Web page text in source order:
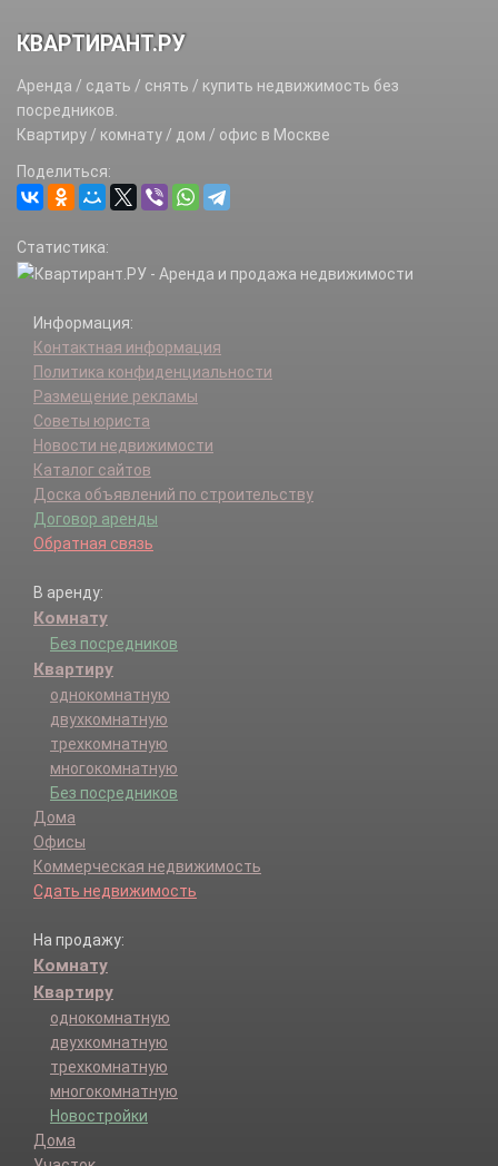
КВАРТИРАНТ.РУ
Аренда / сдать / снять / купить недвижимость без
посредников.
Квартиру / комнату / дом / офис в Москве
Поделиться:
Статистика:
Информация:
Контактная информация
Политика конфиденциальности
Размещение рекламы
Советы юриста
Новости недвижимости
Каталог сайтов
Доска объявлений по строительству
Договор аренды
Обратная связь
В аренду:
Комнату
Без посредников
Квартиру
однокомнатную
двухкомнатную
трехкомнатную
многокомнатную
Без посредников
Дома
Офисы
Коммерческая недвижимость
Сдать недвижимость
На продажу:
Комнату
Квартиру
однокомнатную
двухкомнатную
трехкомнатную
многокомнатную
Новостройки
Дома